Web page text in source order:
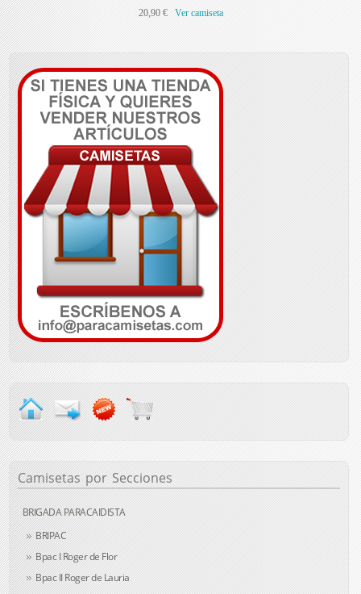
20,90 € Ver camiseta
Camisetas por Secciones
BRIGADA PARACAIDISTA
BRIPAC
Bpac I Roger de Flor
Bpac II Roger de Lauria